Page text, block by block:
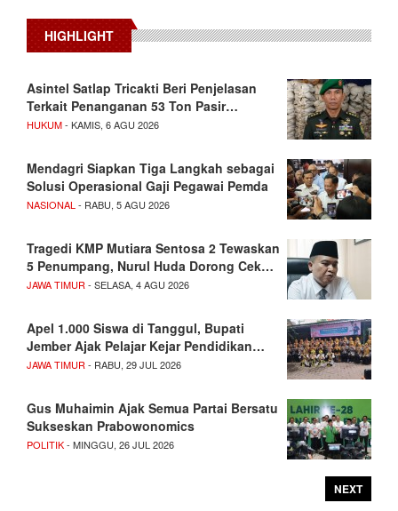
HIGHLIGHT
Asintel Satlap Tricakti Beri Penjelasan
Terkait Penanganan 53 Ton Pasir…
HUKUM- KAMIS, 6 AGU 2026
Mendagri Siapkan Tiga Langkah sebagai
Solusi Operasional Gaji Pegawai Pemda
NASIONAL - RABU, 5 AGU 2026
Tragedi KMP Mutiara Sentosa 2 Tewaskan
5 Penumpang, Nurul Huda Dorong Cek…
JAWA TIMUR - SELASA, 4 AGU 2026
Apel 1.000 Siswa di Tanggul, Bupati
Jember Ajak Pelajar Kejar Pendidikan…
JAWA TIMUR - RABU, 29 JUL 2026
Gus Muhaimin Ajak Semua Partai Bersatu
Sukseskan Prabowonomics
POLITIK- MINGGU, 26 JUL 2026
NEXT